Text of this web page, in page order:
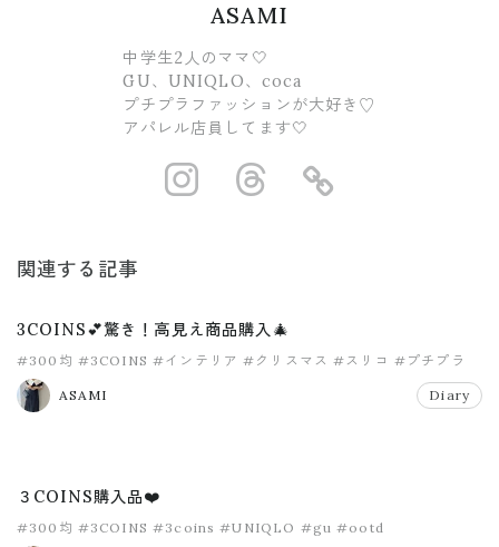
ASAMI
中学生2人のママ🤍
GU、UNIQLO、coca
プチプラファッションが大好き♡
アパレル店員してます🤍
https://https://
関連する記事
3COINS💕驚き！高見え商品購入🎄
#300均 #3COINS #インテリア #クリスマス #スリコ #プチプラ
ASAMI Diary
３COINS購入品❤️
#300均 #3COINS #3coins #UNIQLO #gu #ootd